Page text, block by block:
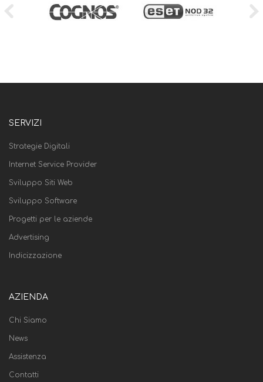
SERVIZI
Strategie Digitali
Internet Service Provider
Sviluppo Siti Web
Sviluppo Software
Progetti per le aziende
Advertising
Indicizzazione
AZIENDA
Chi Siamo
News
Assistenza
Contatti